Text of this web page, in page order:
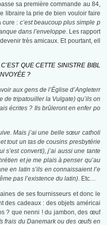
sa première commande au 84,
libraire la prie de bien vouloir faire
cure : c’est beaucoup plus simple p
dans l’enveloppe. Les rapport
très amicaux. Et pourtant, ell
QUE CETTE SINISTRE BIBL
?
aux gens de l’Église d’Angleterr
de tripatouiller la Vulgate) qu’ils on
écrites ? Ils brûleront en enfer po
Mais j’ai une belle sœur catholi
tout un tas de cousins presbytérie
s’est converti), j’ai aussi une tante
et je me plais à penser qu’au
en latin s’ils en connaissaient l’e
pas l’existence du latin). Etc…
de ses fournisseurs et donc le
des cadeaux : des objets américai
? que nenni ! du jambon, des œuf
frais du Danemark ou des œufs en